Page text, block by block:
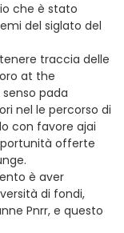
che è stato
del siglato del
traccia delle
at the
pada
nel le percorso di
con favore ajai
offerte
è aver
di fondi,
Pnrr, e questo